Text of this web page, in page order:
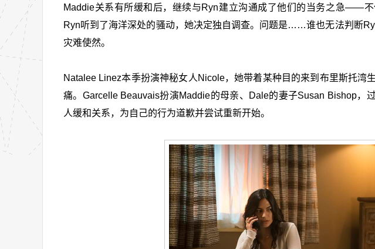
Maddie关系有所缓和后，继续与Ryn建立沟通成了他们的当务之急——不
Ryn听到了海洋深处的骚动，她决定独自调查。问题是……谁也无法判断
灾难使然。
Natalee Linez本季扮演神秘女人Nicole，她带着某种目的来到布里斯托湾
痛。Garcelle Beauvais扮演Maddie的母亲、Dale的妻子Susan Bishop，
人缓和关系，为自己的行为道歉并尝试重新开始。